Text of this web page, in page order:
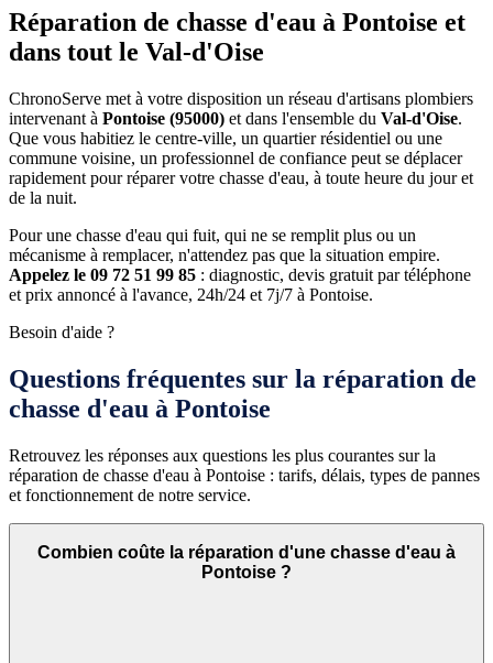
Réparation de chasse d'eau à Pontoise et
dans tout le Val-d'Oise
ChronoServe met à votre disposition un réseau d'artisans plombiers
intervenant à Pontoise (95000) et dans l'ensemble du Val-d'Oise.
Que vous habitiez le centre-ville, un quartier résidentiel ou une
commune voisine, un professionnel de confiance peut se déplacer
rapidement pour réparer votre chasse d'eau, à toute heure du jour et
de la nuit.
Pour une chasse d'eau qui fuit, qui ne se remplit plus ou un
mécanisme à remplacer, n'attendez pas que la situation empire.
Appelez le 09 72 51 99 85 : diagnostic, devis gratuit par téléphone
et prix annoncé à l'avance, 24h/24 et 7j/7 à Pontoise.
Besoin d'aide ?
Questions fréquentes sur la réparation de
chasse d'eau à Pontoise
Retrouvez les réponses aux questions les plus courantes sur la
réparation de chasse d'eau à Pontoise : tarifs, délais, types de pannes
et fonctionnement de notre service.
Combien coûte la réparation d'une chasse d'eau à
Pontoise ?